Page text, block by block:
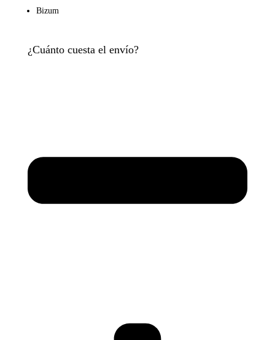
Bizum
¿Cuánto cuesta el envío?